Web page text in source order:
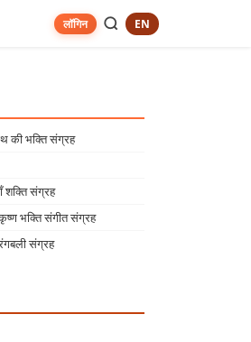
लॉगिन EN
की भक्ति संग्रह
शक्ति संग्रह
भक्ति संगीत संग्रह
संग्रह